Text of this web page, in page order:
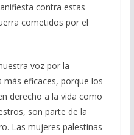
contra estas
cometidos por el
voz por la
eficaces, porque los
derecho a la vida como
son parte de la
Las mujeres palestinas